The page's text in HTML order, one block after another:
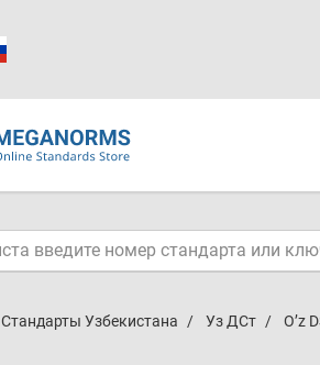
Стандарты Узбекистана Уз ДСт O’z